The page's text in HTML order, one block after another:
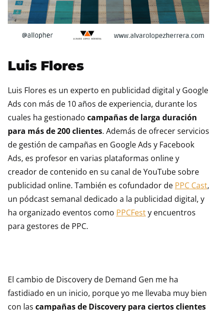
Luis Flores
Luis Flores es un experto en publicidad digital y Google
Ads con más de 10 años de experiencia, durante los
cuales ha gestionado campañas de larga duración
para más de 200 clientes. Además de ofrecer servicios
de gestión de campañas en Google Ads y Facebook
Ads, es profesor en varias plataformas online y
creador de contenido en su canal de YouTube sobre
publicidad online. También es cofundador de PPC Cast,
un pódcast semanal dedicado a la publicidad digital, y
ha organizado eventos como PPCFesty encuentros
para gestores de PPC.
El cambio de Discovery de Demand Gen me ha
fastidiado en un inicio, porque yo me llevaba muy bien
con las campañas de Discovery para ciertos clientes